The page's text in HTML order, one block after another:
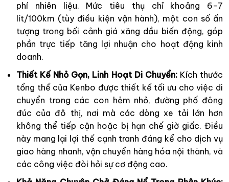
phí nhiên liệu. Mức tiêu thụ chỉ khoảng 6-7
lít/100km (tùy điều kiện vận hành), một con số ấn
tượng trong bối cảnh giá xăng dầu biến động, góp
phần trực tiếp tăng lợi nhuận cho hoạt động kinh
doanh.
Thiết Kế Nhỏ Gọn, Linh Hoạt Di Chuyển:Kích thước
tổng thể của Kenbo được thiết kế tối ưu cho việc di
chuyển trong các con hẻm nhỏ, đường phố đông
đúc của đô thị, nơi mà các dòng xe tải lớn hơn
không thể tiếp cận hoặc bị hạn chế giờ giấc. Điều
này mang lại lợi thế cạnh tranh đáng kể cho dịch vụ
giao hàng nhanh, vận chuyển hàng hóa nội thành, và
các công việc đòi hỏi sự cơ động cao.